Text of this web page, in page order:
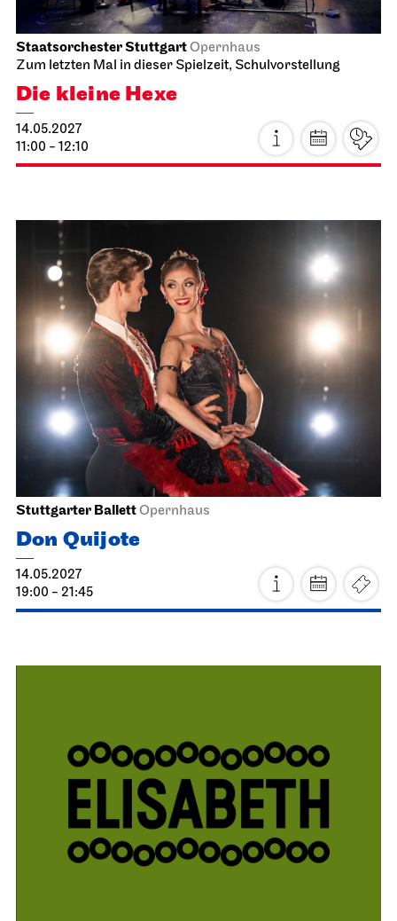
Staatsorchester StuttgartOpernhaus
Zum letzten Mal in dieser Spielzeit, Schulvorstellung
Die kleine Hexe
14.05.2027
11:00 - 12:10
Stuttgarter BallettOpernhaus
Don Quijote
14.05.2027
19:00 - 21:45